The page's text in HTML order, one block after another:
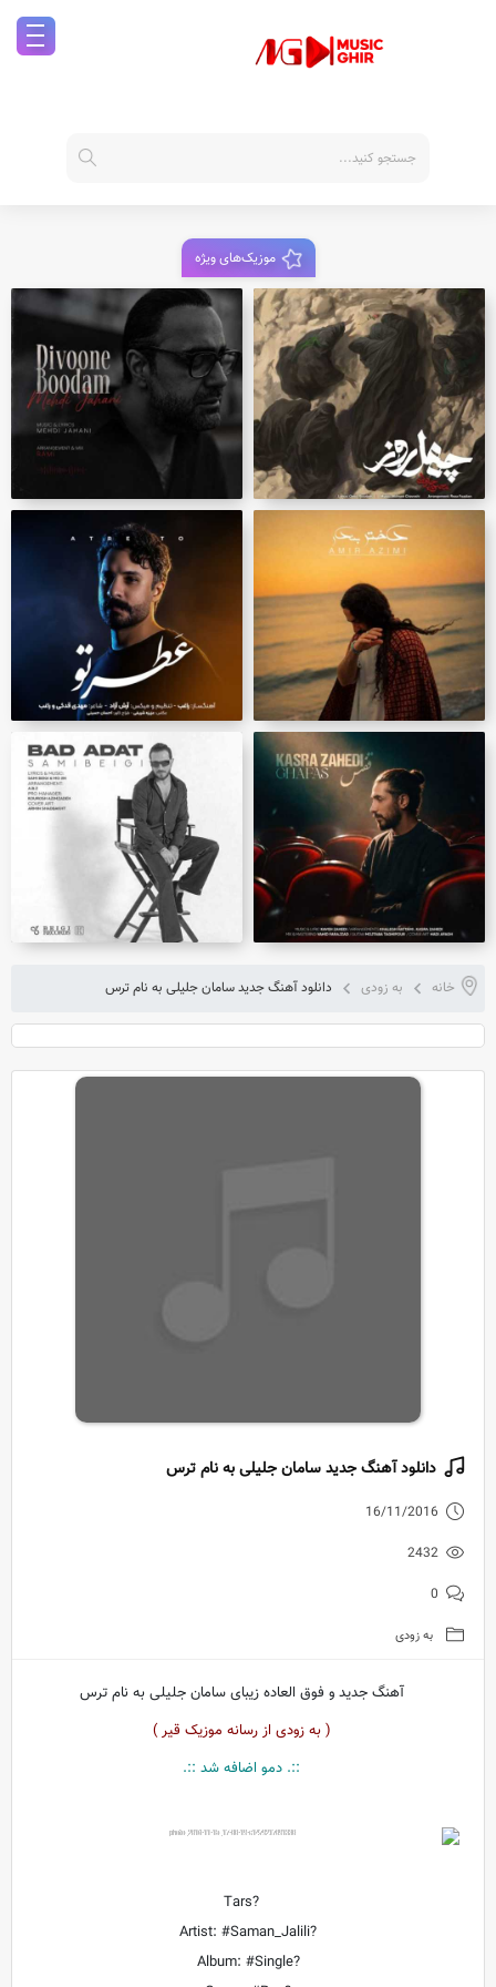
موزیک‌های ویژه
خانه به زودی دانلود آهنگ جدید سامان جلیلی به نام ترس
دانلود آهنگ جدید سامان جلیلی به نام ترس
16/11/2016
2432
0
به زودی
آهنگ جدید و فوق العاده زیبای سامان جلیلی به نام ترس
( به زودی از رسانه موزیک قیر )
::. دمو اضافه شد ::.
?Tars
?Artist: #Saman_Jalili
?Album: #Single